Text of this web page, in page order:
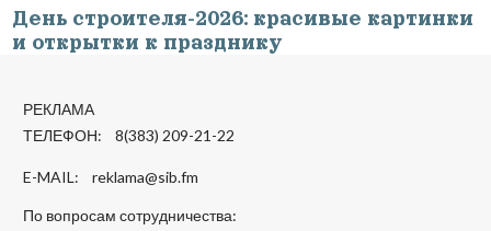
День строителя-2026: красивые картинки
и открытки к празднику
РЕКЛАМА
ТЕЛЕФОН: 8(383) 209-21-22
E-MAIL: reklama@sib.fm
По вопросам сотрудничества: